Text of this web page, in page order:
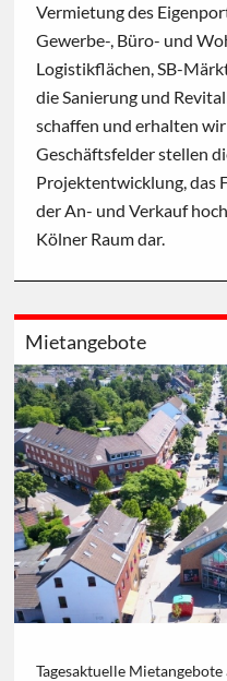
Vermietung des
Gewerbe-, Büro- und
Logistikflächen, SB-
die Sanierung und
schaffen und erhalten
Geschäftsfelder stellen
Projektentwicklung, das
der An- und Verkauf
Kölner Raum dar.
Mietangebote
Tagesaktuelle